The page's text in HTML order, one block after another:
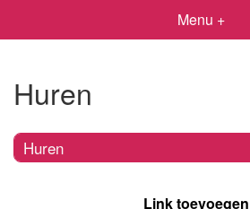
Menu +
Huren
Huren
Link toevoegen